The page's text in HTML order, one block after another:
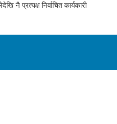
प्रत्यक्ष निर्वाचित कार्यकारी